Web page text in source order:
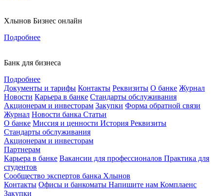
Хлынов Бизнес онлайн
Подробнее
Банк для бизнеса
Подробнее
Документы и тарифы Контакты Реквизиты О банке Журнал
Новости Карьера в банке Стандарты обслуживания
Акционерам и инвесторам Закупки Форма обратной связи
Журнал Новости банка Статьи
О банке Миссия и ценности История Реквизиты
Стандарты обслуживания
Акционерам и инвесторам
Партнерам
Карьера в банке Вакансии для профессионалов Практика для
студентов
Сообщество экспертов банка Хлынов
Контакты Офисы и банкоматы Напишите нам Комплаенс
Закупки